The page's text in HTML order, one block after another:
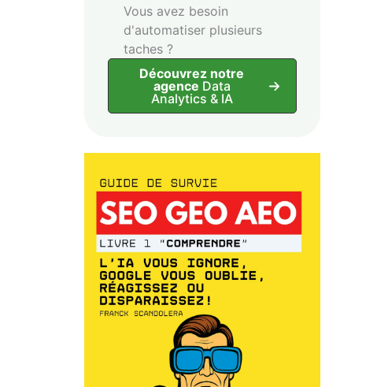
Vous avez besoin
d'automatiser plusieurs
taches ?
Découvrez notre
agence Data
Analytics & IA